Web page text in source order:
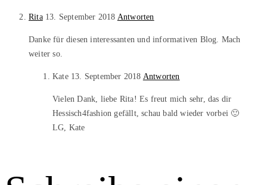
Rita 13. September 2018 Antworten
Danke für diesen interessanten und informativen Blog. Mach
weiter so.
Kate 13. September 2018 Antworten
Vielen Dank, liebe Rita! Es freut mich sehr, das dir
Hessisch4fashion gefällt, schau bald wieder vorbei 🙂
LG, Kate